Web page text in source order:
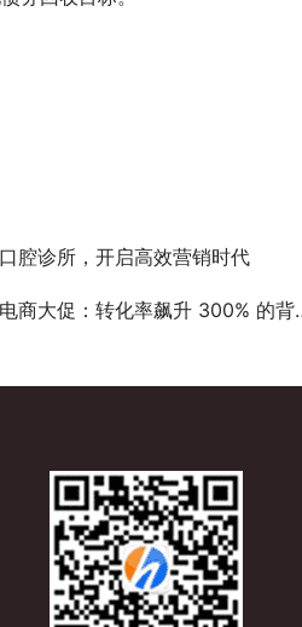
腔诊所，开启高效营销时代
大促：转化率飙升 300% 的背后逻辑​